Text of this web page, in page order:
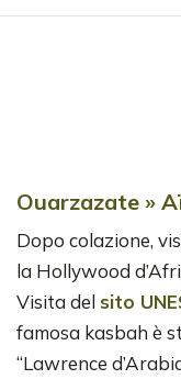
Ouarzazate »
Dopo colazione,
la Hollywood
Visita del sito
famosa kasbah è
“Lawrence